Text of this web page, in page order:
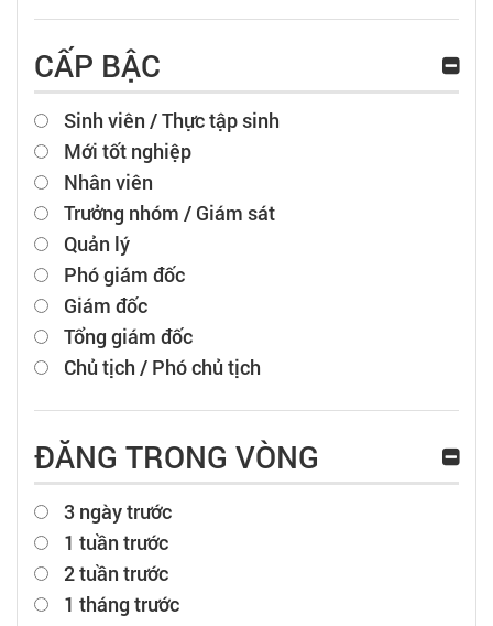
CẤP BẬC
Sinh viên / Thực tập sinh
Mới tốt nghiệp
Nhân viên
Trưởng nhóm / Giám sát
Quản lý
Phó giám đốc
Giám đốc
Tổng giám đốc
Chủ tịch / Phó chủ tịch
ĐĂNG TRONG VÒNG
3 ngày trước
1 tuần trước
2 tuần trước
1 tháng trước